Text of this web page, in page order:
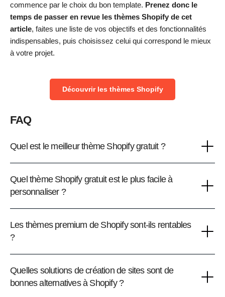
commence par le choix du bon template. Prenez donc le
temps de passer en revue les thèmes Shopify de cet
article, faites une liste de vos objectifs et des fonctionnalités
indispensables, puis choisissez celui qui correspond le mieux
à votre projet.
Découvrir les thèmes Shopify
FAQ
Quel est le meilleur thème Shopify gratuit ?
Quel thème Shopify gratuit est le plus facile à
personnaliser ?
Les thèmes premium de Shopify sont-ils rentables
?
Quelles solutions de création de sites sont de
bonnes alternatives à Shopify ?